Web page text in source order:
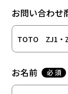
お問い合わせ
お名前 必 須